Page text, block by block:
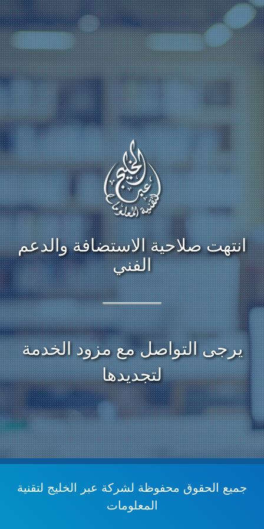
انتهت صلاحية الاستضافة والدعم
الفني
يرجى التواصل مع مزود الخدمة
لتجديدها
جميع الحقوق محفوظة لشركة عبر الخليج لتقنية
المعلومات